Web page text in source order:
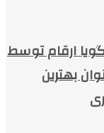
ارقام توسط
بهترین